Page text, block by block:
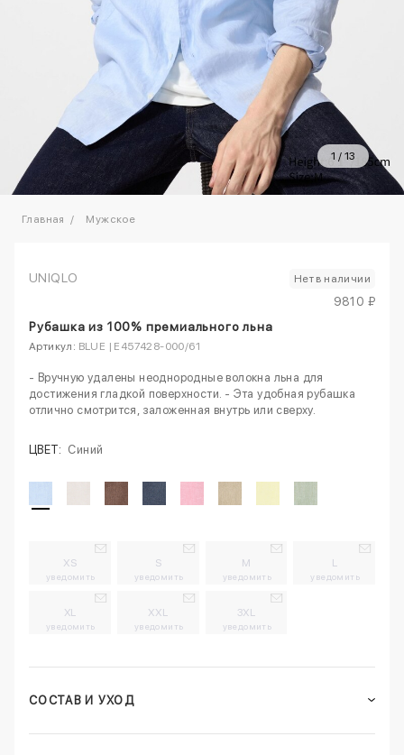
1 / 13
Главная Мужское
UNIQLO Нет в наличии
9810 ₽
Рубашка из 100% премиального льна
Артикул: BLUE | E457428-000/61
- Вручную удалены неоднородные волокна льна для
достижения гладкой поверхности. - Эта удобная рубашка
отлично смотрится, заложенная внутрь или сверху.
ЦВЕТ: Синий
XS
уведомить
S
уведомить
M
уведомить
L
уведомить
XL
уведомить
XXL
уведомить
3XL
уведомить
СОСТАВ И УХОД